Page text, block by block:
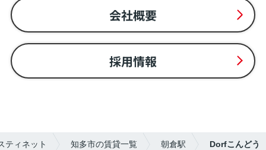
会社概要
採用情報
ティネット 知多市の賃貸一覧 朝倉駅 Dorfこんどう